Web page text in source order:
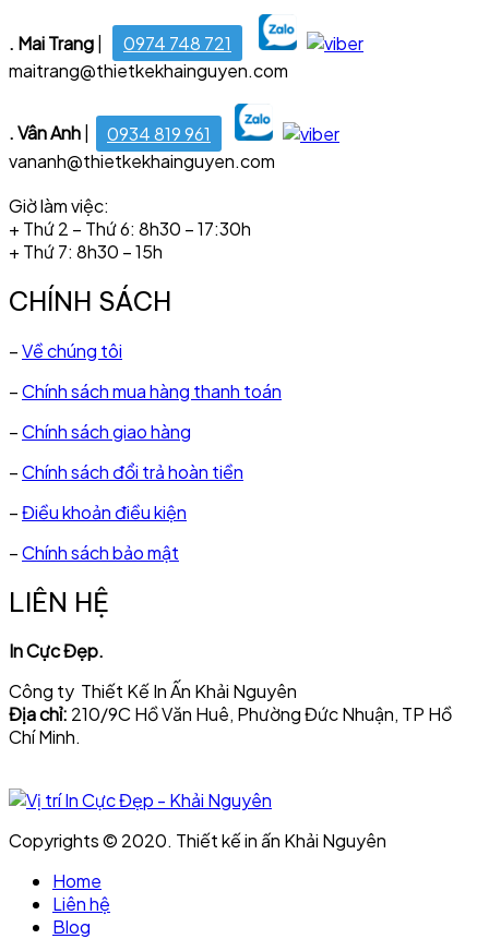
. Mai Trang
0974 748 721
maitrang@thietkekhainguyen.com
. Vân Anh
0934 819 961
vananh@thietkekhainguyen.com
Giờ làm việc:
+ Thứ 2 – Thứ 6: 8h30 – 17:30h
+ Thứ 7: 8h30 – 15h
CHÍNH SÁCH
–Về chúng tôi
–Chính sách mua hàng thanh toán
–Chính sách giao hàng
–Chính sách đổi trả hoàn tiền
–Điều khoản điều kiện
–Chính sách bảo mật
LIÊN HỆ
In Cực Đẹp.
Công ty Thiết Kế In Ấn Khải Nguyên
Địa chỉ: 210/9C Hồ Văn Huê, Phường Đức Nhuận, TP Hồ
Chí Minh.
Copyrights © 2020. Thiết kế in ấn Khải Nguyên
Home
Liên hệ
Blog